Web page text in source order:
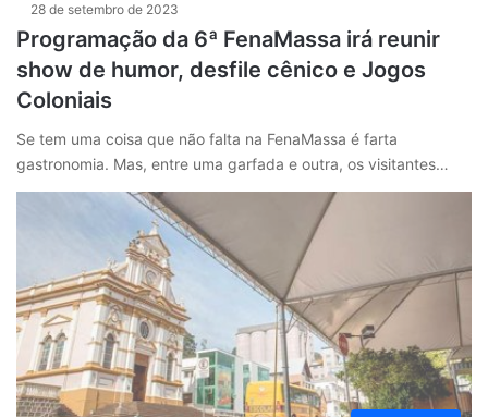
28 de setembro de 2023
Programação da 6ª FenaMassa irá reunir
show de humor, desfile cênico e Jogos
Coloniais
Se tem uma coisa que não falta na FenaMassa é farta
gastronomia. Mas, entre uma garfada e outra, os visitantes…